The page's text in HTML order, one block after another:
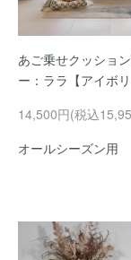
あご乗せクッショ
ー：ララ【アイボリ
14,500円(税込
オールシーズン用